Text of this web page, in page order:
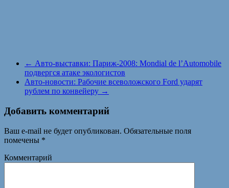
← Авто-выставки: Париж-2008: Mondial de l’Automobile
подвергся атаке экологистов
Авто-новости: Рабочие всеволожского Ford ударят
рублем по конвейеру →
Добавить комментарий
Ваш e-mail не будет опубликован. Обязательные поля
помечены *
Комментарий